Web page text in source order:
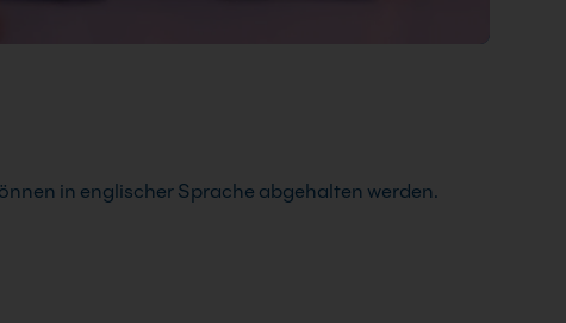
in englischer Sprache abgehalten werden.